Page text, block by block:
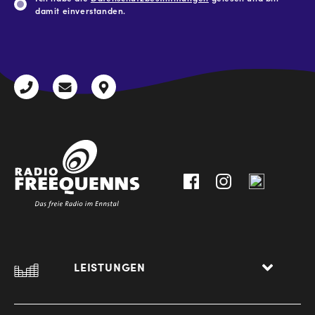
damit einverstanden.
+43
radio@freequenns.at
Kulturhausstraße
LEISTUNGEN